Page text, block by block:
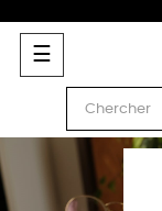
Basculer
la
navigation
☰